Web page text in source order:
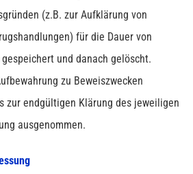
(z.B. zur Aufklärung von
für die Dauer von
und danach gelöscht.
zu Beweiszwecken
zur endgültigen Klärung des jeweiligen
ausgenommen.